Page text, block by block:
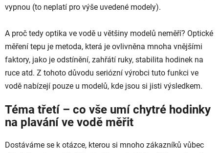
vypnou (to neplatí pro výše uvedené modely).
A proč tedy optika ve vodě u většiny modelů neměří? Optické
měření tepu je metoda, která je ovlivněna mnoha vnějšími
faktory, jako je odstínění, zahřátí ruky, stabilita hodinek na
ruce atd. Z tohoto důvodu seriózní výrobci tuto funkci ve
vodě nabízejí pouze u modelů, kde jsou si jisti výsledkem.
Téma třetí – co vše umí chytré hodinky
na plavání ve vodě měřit
Dostáváme se k otázce, kterou si mnoho zákazníků vůbec